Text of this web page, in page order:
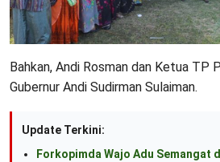
Bahkan, Andi Rosman dan Ketua TP
Gubernur Andi Sudirman Sulaiman.
Update Terkini:
Forkopimda Wajo Adu Semangat